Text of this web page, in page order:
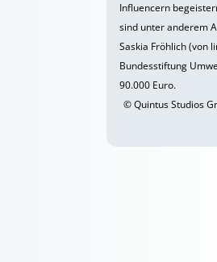
Influencern
sind unter anderem
Saskia Fröhlich (von
Bundesstiftung
90.000 Euro.
© Quintus Studios